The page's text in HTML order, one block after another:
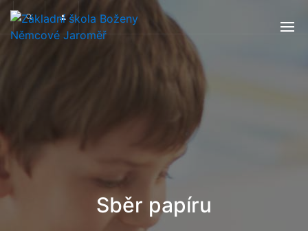
Sběr papíru